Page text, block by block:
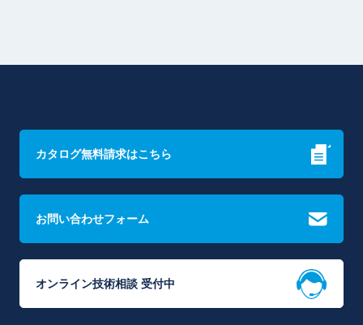
カタログ無料請求はこちら
お問い合わせフォーム
オンライン技術相談 受付中